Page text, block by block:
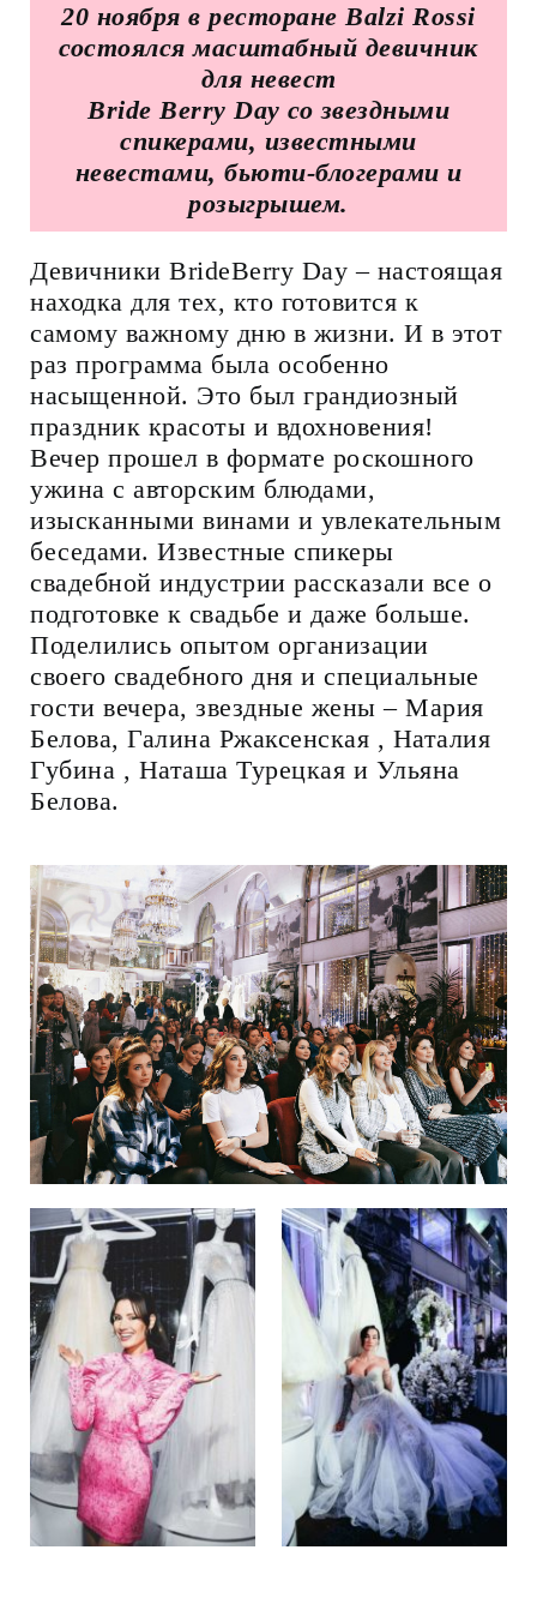
20 ноября в ресторане Balzi Rossi
состоялся масштабный девичник
для невест
Bride Berry Day со звездными
спикерами, известными
невестами, бьюти-блогерами и
розыгрышем.
Девичники BrideBerry Day – настоящая
находка для тех, кто готовится к
самому важному дню в жизни. И в этот
раз программа была особенно
насыщенной. Это был грандиозный
праздник красоты и вдохновения!
Вечер прошел в формате роскошного
ужина с авторским блюдами,
изысканными винами и увлекательным
беседами. Известные спикеры
свадебной индустрии рассказали все о
подготовке к свадьбе и даже больше.
Поделились опытом организации
своего свадебного дня и специальные
гости вечера, звездные жены – Мария
Белова, Галина Ржаксенская , Наталия
Губина , Наташа Турецкая и Ульяна
Белова.